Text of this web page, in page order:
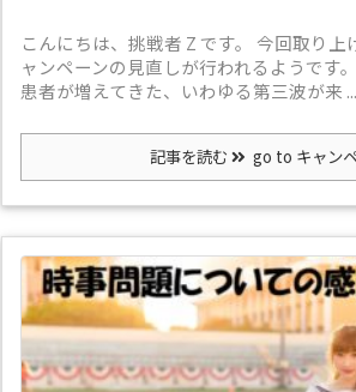
こんにちは、挑戦者 Z です。 今回取り
ャンペーンの見直しが行われるようです
患者が増えてきた、いわゆる第三波が来 ...
記事を読む go to キャン